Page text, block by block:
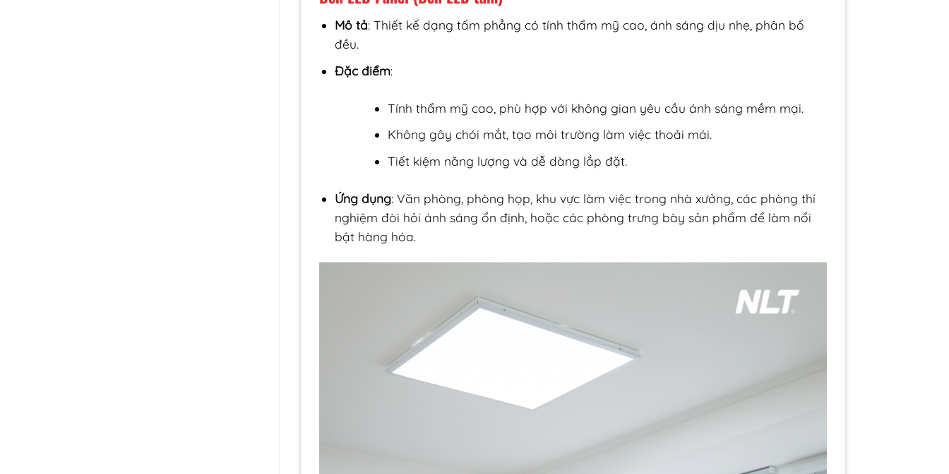
Mô tả: Thiết kế dạng tấm phẳng có tính thẩm mỹ cao, ánh sáng dịu nhẹ, phân bố
đều.
Đặc điểm:
Tính thẩm mỹ cao, phù hợp với không gian yêu cầu ánh sáng mềm mại.
Không gây chói mắt, tạo môi trường làm việc thoải mái.
Tiết kiệm năng lượng và dễ dàng lắp đặt.
Ứng dụng: Văn phòng, phòng họp, khu vực làm việc trong nhà xưởng, các phòng thí
nghiệm đòi hỏi ánh sáng ổn định, hoặc các phòng trưng bày sản phẩm để làm nổi
bật hàng hóa.